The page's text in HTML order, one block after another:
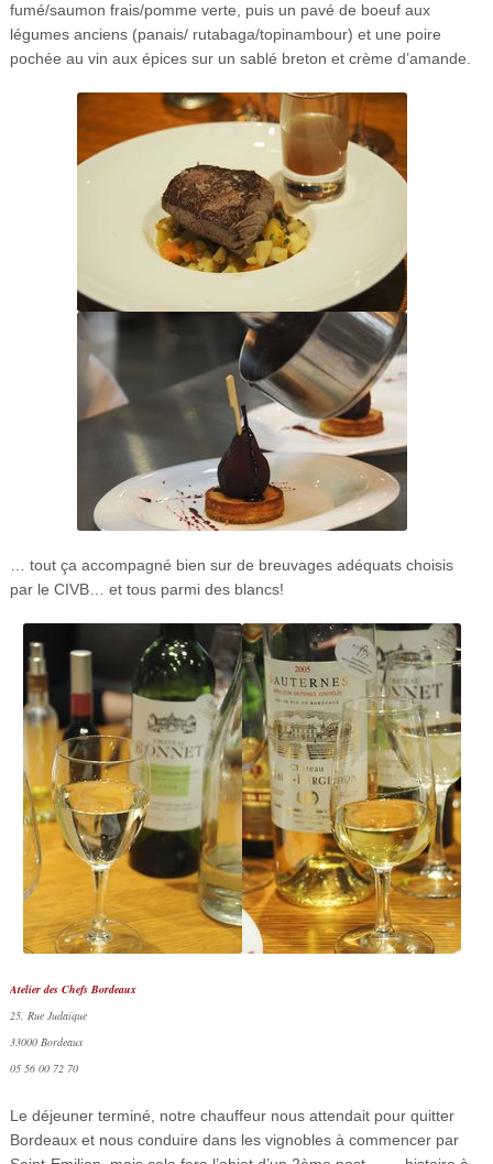
fumé/saumon frais/pomme verte, puis un pavé de boeuf aux
légumes anciens (panais/ rutabaga/topinambour) et une poire
pochée au vin aux épices sur un sablé breton et crème d’amande.
… tout ça accompagné bien sur de breuvages adéquats choisis
par le CIVB… et tous parmi des blancs!
Atelier des Chefs Bordeaux
25, Rue Judaïque
33000 Bordeaux
05 56 00 72 70
Le déjeuner terminé, notre chauffeur nous attendait pour quitter
Bordeaux et nous conduire dans les vignobles à commencer par